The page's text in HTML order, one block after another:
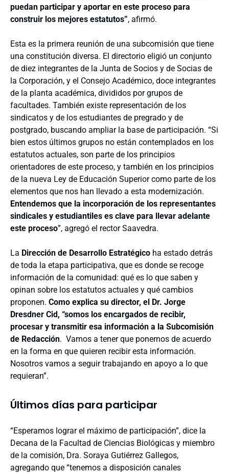
puedan participar y aportar en este proceso para
construir los mejores estatutos”, afirmó.
Esta es la primera reunión de una subcomisión que tiene
una constitución diversa. El directorio eligió un conjunto
de diez integrantes de la Junta de Socios y de Socias de
la Corporación, y el Consejo Académico, doce integrantes
de la planta académica, divididos por grupos de
facultades. También existe representación de los
sindicatos y de los estudiantes de pregrado y de
postgrado, buscando ampliar la base de participación. “Si
bien estos últimos grupos no están contemplados en los
estatutos actuales, son parte de los principios
orientadores de este proceso, y también en los principios
de la nueva Ley de Educación Superior como parte de los
elementos que nos han llevado a esta modernización.
Entendemos que la incorporación de los representantes
sindicales y estudiantiles es clave para llevar adelante
este proceso”, agregó el rector Saavedra.
La Dirección de Desarrollo Estratégico ha estado detrás
de toda la etapa participativa, que es donde se recoge
información de la comunidad: qué es lo que saben y
opinan sobre los estatutos actuales y qué cambios
proponen. Como explica su director, el Dr. Jorge
Dresdner Cid, “somos los encargados de recibir,
procesar y transmitir esa información a la Subcomisión
de Redacción. Vamos a tener que ponernos de acuerdo
en la forma en que quieren recibir esta información.
Nosotros vamos a seguir trabajando en apoyo a lo que
requieran”.
Últimos días para participar
“Esperamos lograr el máximo de participación”, dice la
Decana de la Facultad de Ciencias Biológicas y miembro
de la comisión, Dra. Soraya Gutiérrez Gallegos,
agregando que “tenemos a disposición canales